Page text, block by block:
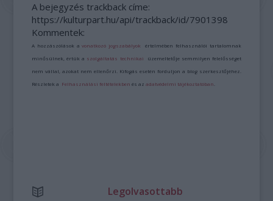
A bejegyzés trackback címe:
https://kulturpart.hu/api/trackback/id/7901398
Kommentek:
A hozzászólások avonatkozó jogszabályok értelmében felhasználói tartalomnak
minősülnek, értük a szolgáltatás technikai üzemeltetője semmilyen felelősséget
nem vállal, azokat nem ellenőrzi. Kifogás esetén forduljon a blog szerkesztőjéhez.
Részletek a Felhasználási feltételekben és azadatvédelmi tájékoztatóban
Legolvasottabb